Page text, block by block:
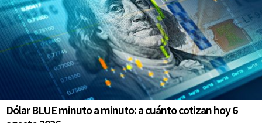
Dólar BLUE minuto a minuto: a cuánto cotizan hoy 6